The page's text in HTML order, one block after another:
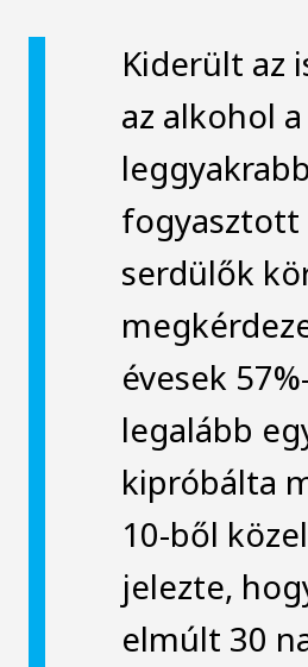
Kiderült az
az alkohol a
fogyasztott
serdülők
évesek
legalább
kipróbálta
10-ből
jelezte,
elmúlt 30